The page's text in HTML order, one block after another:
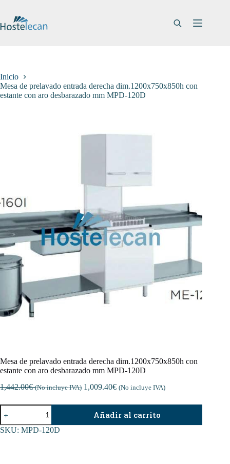
contenido
Inicio
Mesa de prelavado entrada derecha dim.1200x750x850h con
estante con aro desbarazado mm MPD-120D
Mesa de prelavado entrada derecha dim.1200x750x850h con
estante con aro desbarazado mm MPD-120D
1,442.00€ (No incluye IVA) 1,009.40€ (No incluye IVA)
Mesa
de
prelavado
entrada
Añadir al carrito
SKU: MPD-120D